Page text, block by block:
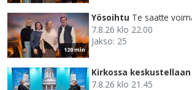
120 min
Yösoihtu Te saatte
7.8.26 klo 22.00
Jakso: 25
Kirkossa keskustellaan
7.8.26 klo 21.45